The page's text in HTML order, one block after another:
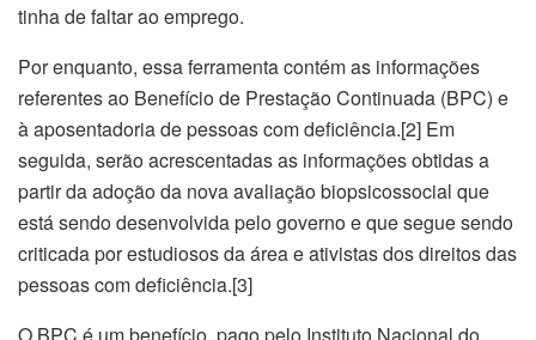
tinha de faltar ao emprego.
Por enquanto, essa ferramenta contém as informações
referentes ao Benefício de Prestação Continuada (BPC) e
à aposentadoria de pessoas com deficiência.[2] Em
seguida, serão acrescentadas as informações obtidas a
partir da adoção da nova avaliação biopsicossocial que
está sendo desenvolvida pelo governo e que segue sendo
criticada por estudiosos da área e ativistas dos direitos das
pessoas com deficiência.[3]